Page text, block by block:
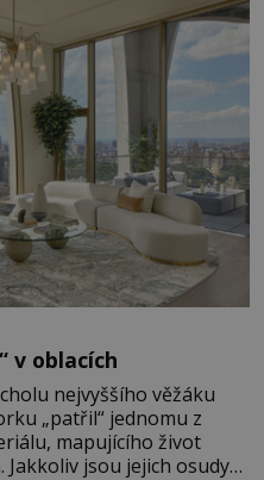
v oblacích
nejvyššího věžáku
„patřil“ jednomu z
mapujícího život
jsou jejich osudy